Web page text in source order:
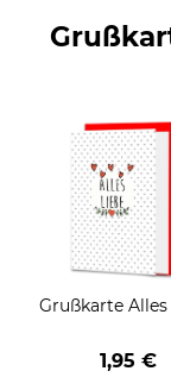
Grußkarte Alles
1,95 €